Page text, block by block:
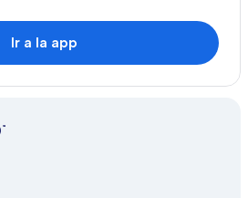
Ir a la app